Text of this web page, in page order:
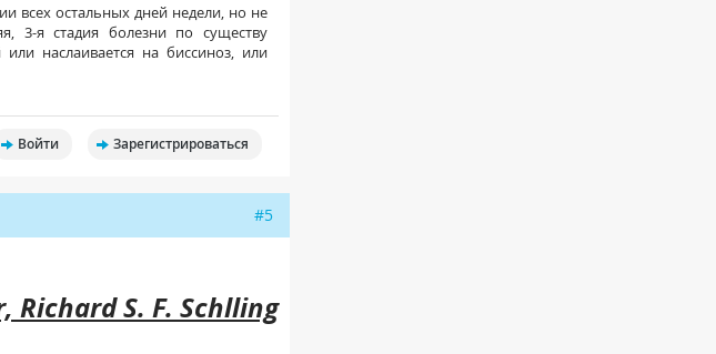
всех остальных дней недели, но не
3-я стадия болезни по существу
наслаивается на биссиноз, или
Войти Зарегистрироваться
#5
Richard S. F. Schlling